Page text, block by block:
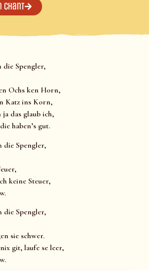
chant
die Spengler,
Ochs ken Horn,
Katz ins Korn,
ja das glaub ich,
haben’s gut.
die Spengler,
keine Steuer,
die Spengler,
sie schwer.
git, laufe se leer,